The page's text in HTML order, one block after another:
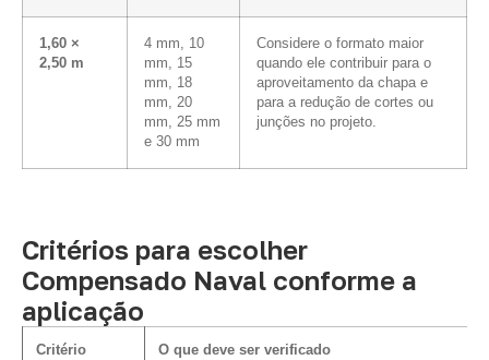
1,60 ×
2,50 m
4 mm, 10
mm, 15
mm, 18
mm, 20
mm, 25 mm
e 30 mm
Considere o formato maior
quando ele contribuir para o
aproveitamento da chapa e
para a redução de cortes ou
junções no projeto.
Critérios para escolher
Compensado Naval conforme a
aplicação
Critério O que deve ser verificado